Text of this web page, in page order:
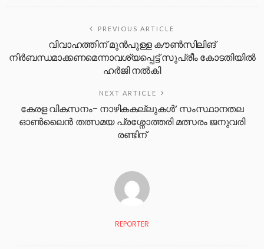
PREVIOUS ARTICLE
വിവാഹത്തിന് മുൻപുള്ള കൗൺസിലിങ്
നിർബന്ധമാക്കണമെന്നാവശ്യപ്പെട്ട് സുപ്രീം കോടതിയിൽ
ഹർജി നൽകി
NEXT ARTICLE
കേരള വികസനം- നാഴികകല്ലുകൾ’ സംസ്ഥാനതല
ഓൺലൈൻ തത്സമയ പ്രശ്നോത്തരി മത്സരം ജനുവരി
രണ്ടിന്
REPORTER